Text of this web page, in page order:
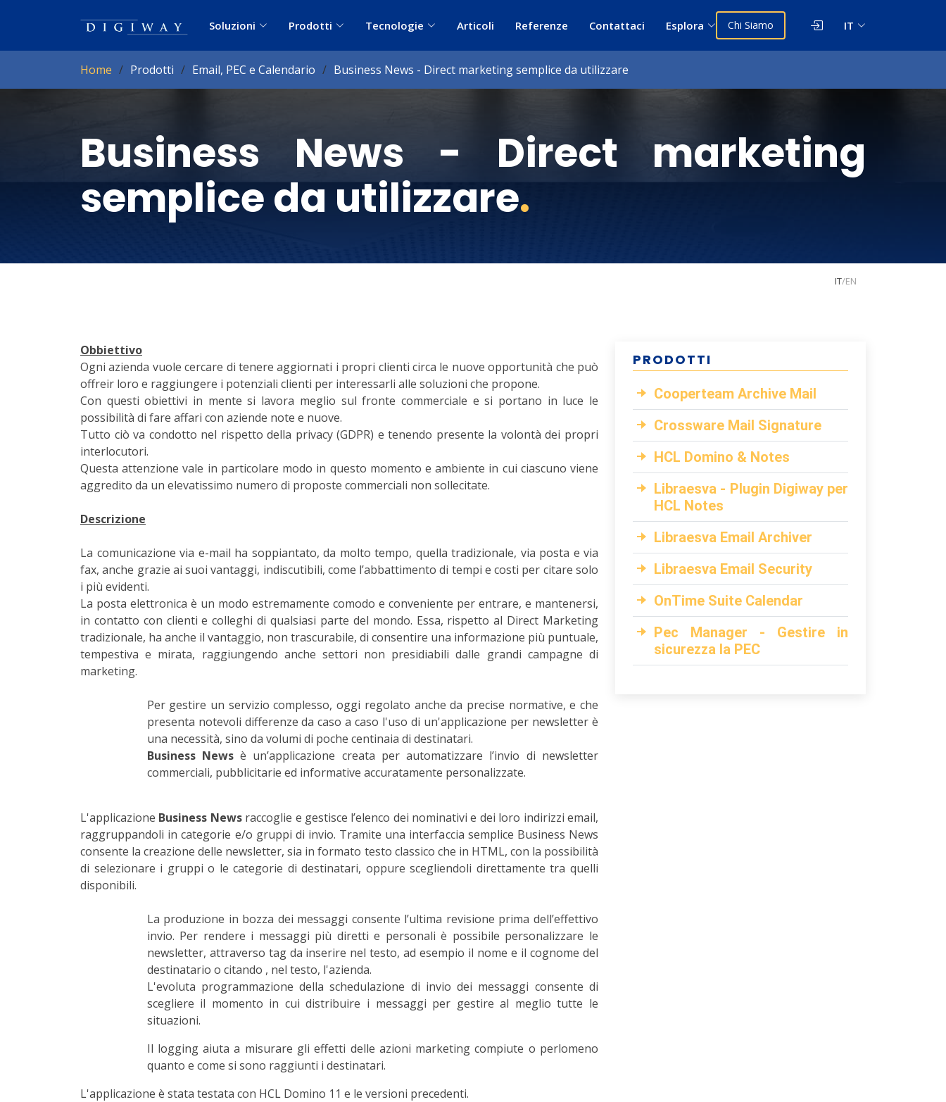
Soluzioni Prodotti Tecnologie Articoli Referenze Contattaci Esplora Chi Siamo IT
Home Prodotti Email, PEC e Calendario Business News - Direct marketing semplice da utilizzare
Business News - Direct marketing
semplice da utilizzare.
IT/EN
Obbiettivo
Ogni azienda vuole cercare di tenere aggiornati i propri clienti circa le nuove opportunità che può
offreir loro e raggiungere i potenziali clienti per interessarli alle soluzioni che propone.
Con questi obiettivi in mente si lavora meglio sul fronte commerciale e si portano in luce le
possibilità di fare affari con aziende note e nuove.
Tutto ciò va condotto nel rispetto della privacy (GDPR) e tenendo presente la volontà dei propri
interlocutori.
Questa attenzione vale in particolare modo in questo momento e ambiente in cui ciascuno viene
aggredito da un elevatissimo numero di proposte commerciali non sollecitate.
Descrizione
La comunicazione via e-mail ha soppiantato, da molto tempo, quella tradizionale, via posta e via
fax, anche grazie ai suoi vantaggi, indiscutibili, come l’abbattimento di tempi e costi per citare solo
i più evidenti.
La posta elettronica è un modo estremamente comodo e conveniente per entrare, e mantenersi,
in contatto con clienti e colleghi di qualsiasi parte del mondo. Essa, rispetto al Direct Marketing
tradizionale, ha anche il vantaggio, non trascurabile, di consentire una informazione più puntuale,
tempestiva e mirata, raggiungendo anche settori non presidiabili dalle grandi campagne di
marketing.
Per gestire un servizio complesso, oggi regolato anche da precise normative, e che
presenta notevoli differenze da caso a caso l'uso di un'applicazione per newsletter è
una necessità, sino da volumi di poche centinaia di destinatari.
Business Newsè un’applicazione creata per automatizzare l’invio di newsletter
commerciali, pubblicitarie ed informative accuratamente personalizzate.
L'applicazione Business Newsraccoglie e gestisce l’elenco dei nominativi e dei loro indirizzi email,
raggruppandoli in categorie e/o gruppi di invio. Tramite una interfaccia semplice Business News
consente la creazione delle newsletter, sia in formato testo classico che in HTML, con la possibilità
di selezionare i gruppi o le categorie di destinatari, oppure scegliendoli direttamente tra quelli
disponibili.
La produzione in bozza dei messaggi consente l’ultima revisione prima dell’effettivo
invio. Per rendere i messaggi più diretti e personali è possibile personalizzare le
newsletter, attraverso tag da inserire nel testo, ad esempio il nome e il cognome del
destinatario o citando , nel testo, l'azienda.
L'evoluta programmazione della schedulazione di invio dei messaggi consente di
scegliere il momento in cui distribuire i messaggi per gestire al meglio tutte le
situazioni.
Il logging aiuta a misurare gli effetti delle azioni marketing compiute o perlomeno
quanto e come si sono raggiunti i destinatari.
L'applicazione è stata testata con HCL Domino 11 e le versioni precedenti.
PRODOTTI
Cooperteam Archive Mail
Crossware Mail Signature
HCL Domino & Notes
Libraesva - Plugin Digiway per
HCL Notes
Libraesva Email Archiver
Libraesva Email Security
OnTime Suite Calendar
Pec Manager - Gestire in
sicurezza la PEC